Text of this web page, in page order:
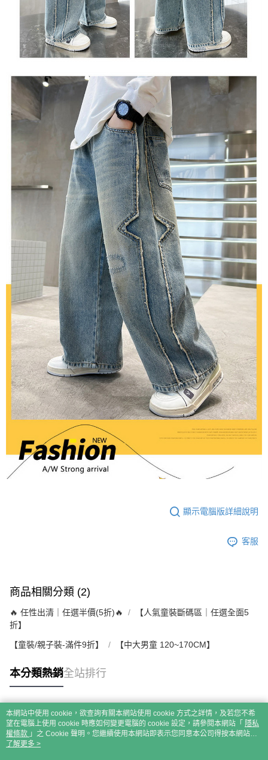
顯示電腦版詳細說明
客服
商品相關分類 (2)
🔥 任性出清｜任選半價(5折)🔥
【人氣童裝斷碼區｜任選全面5
折】
【童裝/親子裝-滿件9折】 【中大男童 120~170CM】
本分類熱銷全站排行
熱門標籤
本網站中使用 cookie，欲查詢有關本網站使用 cookie 方式之詳情，及若您不希
望在電腦上使用 cookie 時應如何變更電腦的 cookie 設定，請參閱本網站「 隱私
權條款 」之 Cookie 聲明。您繼續使用本網站即表示您同意本公司得按本網站使
用條款之 Cookie 聲明使用 cookie。
了解更多 >